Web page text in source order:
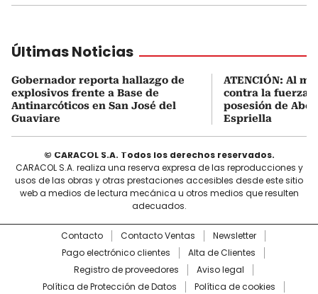
Últimas Noticias
Gobernador reporta hallazgo de
explosivos frente a Base de
Antinarcóticos en San José del
Guaviare
ATENCIÓN: Al
contra la fuerza
posesión de
Espriella
© CARACOL S.A. Todos los derechos reservados.
CARACOL S.A. realiza una reserva expresa de las reproducciones y
usos de las obras y otras prestaciones accesibles desde este sitio
web a medios de lectura mecánica u otros medios que resulten
adecuados.
Contacto Contacto Ventas
Newsletter
Pago electrónico clientes
Alta de Clientes
Registro de proveedores
Aviso legal
Política de Protección de Datos
Política de cookies